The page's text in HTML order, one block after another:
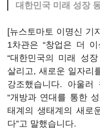
대한민국 미래 성장
[뉴스토마토 이명신 기
1차관은 “창업은 더
“대한민국의 미래 성
살리고, 새로운 일자리
강조했습니다. 아울러
“개방과 연대를 통한
태계의 생태계의 새로
다”고 말했습니다.